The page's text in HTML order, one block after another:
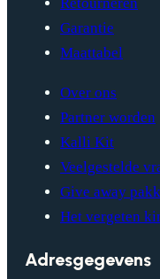
Retourneren
Garantie
Maattabel
Over ons
Partner worden
Kalli Kit
Veelgestelde
Give away
Het vergeten
Adresgegevens